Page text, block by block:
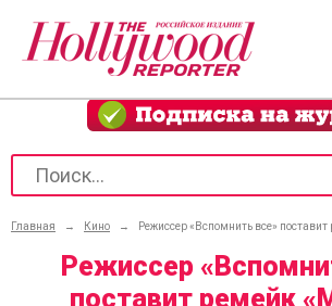
Главная → Кино → Режиссер «Вспомнить все»
Режиссер
поставит ремейк